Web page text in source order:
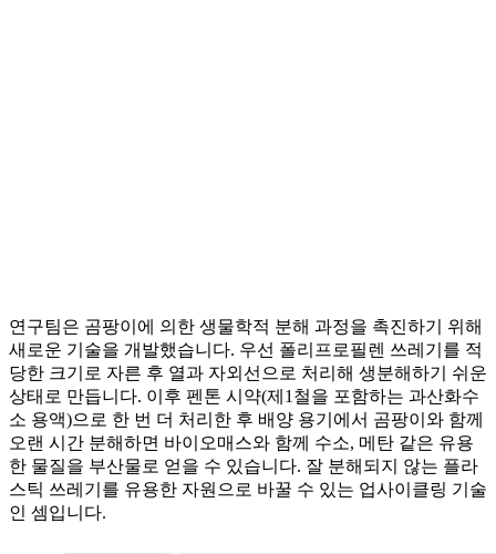
연구팀은 곰팡이에 의한 생물학적 분해 과정을 촉진하기 위해
새로운 기술을 개발했습니다. 우선 폴리프로필렌 쓰레기를 적
당한 크기로 자른 후 열과 자외선으로 처리해 생분해하기 쉬운
상태로 만듭니다. 이후 펜톤 시약(제1철을 포함하는 과산화수
소 용액)으로 한 번 더 처리한 후 배양 용기에서 곰팡이와 함께
오랜 시간 분해하면 바이오매스와 함께 수소, 메탄 같은 유용
한 물질을 부산물로 얻을 수 있습니다. 잘 분해되지 않는 플라
스틱 쓰레기를 유용한 자원으로 바꿀 수 있는 업사이클링 기술
인 셈입니다.